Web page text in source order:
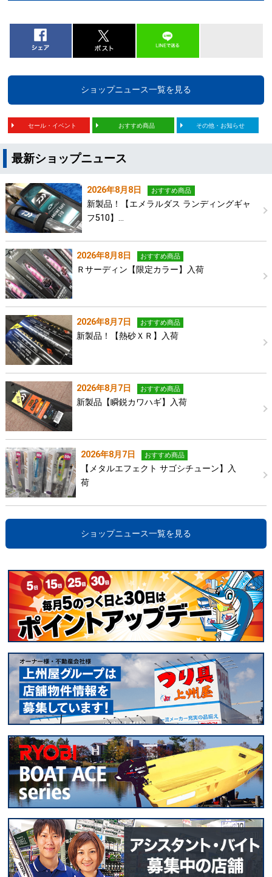
ショップニュース一覧を見る
セール・イベント おすすめ商品 その他・お知らせ
最新ショップニュース
2026年8月8日 おすすめ商品
新製品！【エメラルダス ランディングギャ
フ510】…
2026年8月8日 おすすめ商品
Ｒサーディン【限定カラー】入荷
2026年8月7日 おすすめ商品
新製品！【熱砂ＸＲ】入荷
2026年8月7日 おすすめ商品
新製品【瞬鋭カワハギ】入荷
2026年8月7日 おすすめ商品
【メタルエフェクト サゴシチューン】入
荷
ショップニュース一覧を見る